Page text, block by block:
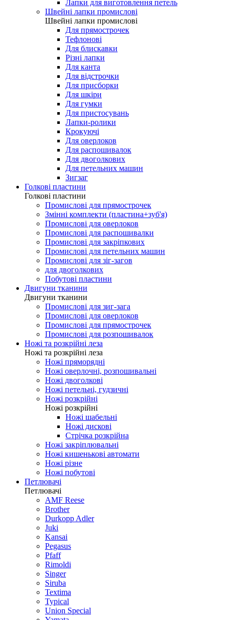
Лапки для виготовлення петель
Швейні лапки промислові
Швейні лапки промислові
Для прямострочек
Тефлонові
Для блискавки
Різні лапки
Для канта
Для відстрочки
Для присборки
Для шкіри
Для гумки
Для пристосувань
Лапки-ролики
Крокуючі
Для оверлоков
Для распошивалок
Для двоголкових
Для петельних машин
Зигзаг
Голкові пластини
Голкові пластини
Промислові для прямострочек
Змінні комплекти (пластина+зуб'я)
Промислові для оверлоков
Промислові для распошивалки
Промислові для закріпкових
Промислові для петельних машин
Промислові для зіг-загов
для двоголкових
Побутові пластини
Двигуни тканини
Двигуни тканини
Промислові для зиг-зага
Промислові для оверлоков
Промислові для прямострочек
Промислові для розпошивалок
Ножі та розкрійні леза
Ножі та розкрійні леза
Ножі пряморядні
Ножі оверлочні, розпошивальні
Ножі двоголкові
Ножі петельні, гудзичні
Ножі розкрійні
Ножі розкрійні
Ножі шабельні
Ножі дискові
Стрічка розкрійна
Ножі закріплювальні
Ножі кишенькові автомати
Ножі різне
Ножі побутові
Петлювачі
Петлювачі
AMF Reese
Brother
Durkopp Adler
Juki
Kansai
Pegasus
Pfaff
Rimoldi
Singer
Siruba
Textima
Typical
Union Special